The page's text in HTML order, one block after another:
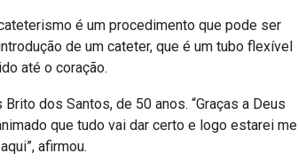
é um procedimento que pode ser
de um cateter, que é um tubo flexível
até o coração.
dos Santos, de 50 anos. “Graças a Deus
que tudo vai dar certo e logo estarei me
afirmou.